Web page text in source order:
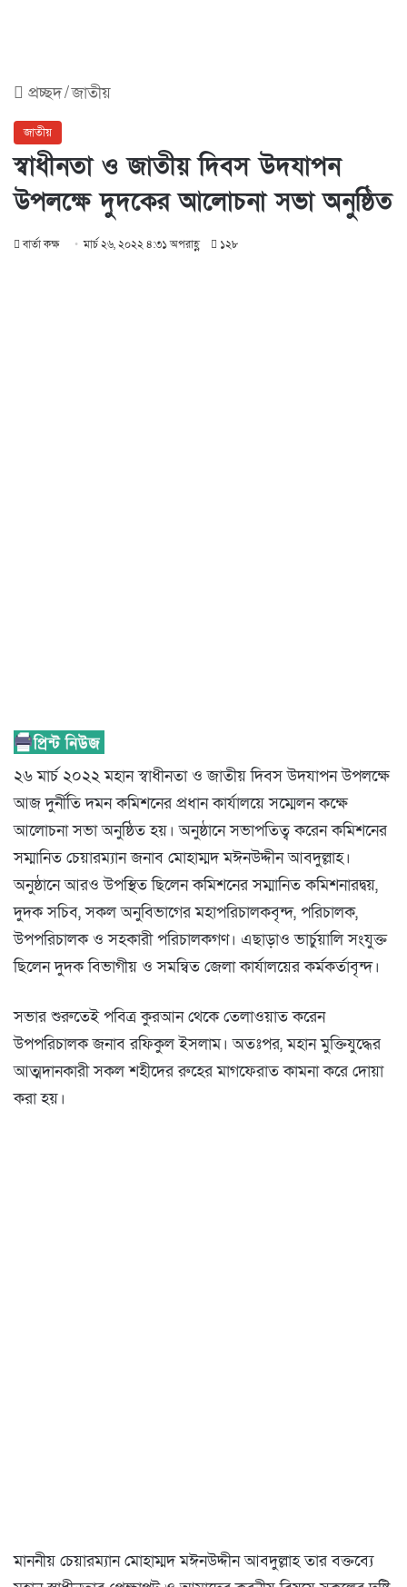
প্রচ্ছদ/জাতীয়
জাতীয়
স্বাধীনতা ও জাতীয় দিবস উদযাপন
উপলক্ষে দুদকের আলোচনা সভা অনুষ্ঠিত
বার্তা কক্ষ মার্চ ২৬, ২০২২ ৪:৩১ অপরাহ্ণ ১২৮
২৬ মার্চ ২০২২ মহান স্বাধীনতা ও জাতীয় দিবস উদযাপন উপলক্ষে
আজ দুর্নীতি দমন কমিশনের প্রধান কার্যালয়ে সম্মেলন কক্ষে
আলোচনা সভা অনুষ্ঠিত হয়। অনুষ্ঠানে সভাপতিত্ব করেন কমিশনের
সম্মানিত চেয়ারম্যান জনাব মোহাম্মদ মঈনউদ্দীন আবদুল্লাহ।
অনুষ্ঠানে আরও উপস্থিত ছিলেন কমিশনের সম্মানিত কমিশনারদ্বয়,
দুদক সচিব, সকল অনুবিভাগের মহাপরিচালকবৃন্দ, পরিচালক,
উপপরিচালক ও সহকারী পরিচালকগণ। এছাড়াও ভার্চুয়ালি সংযুক্ত
ছিলেন দুদক বিভাগীয় ও সমন্বিত জেলা কার্যালয়ের কর্মকর্তাবৃন্দ।
সভার শুরুতেই পবিত্র কুরআন থেকে তেলাওয়াত করেন
উপপরিচালক জনাব রফিকুল ইসলাম। অতঃপর, মহান মুক্তিযুদ্ধের
আত্মদানকারী সকল শহীদের রুহের মাগফেরাত কামনা করে দোয়া
করা হয়।
মাননীয় চেয়ারম্যান মোহাম্মদ মঈনউদ্দীন আবদুল্লাহ তার বক্তব্যে